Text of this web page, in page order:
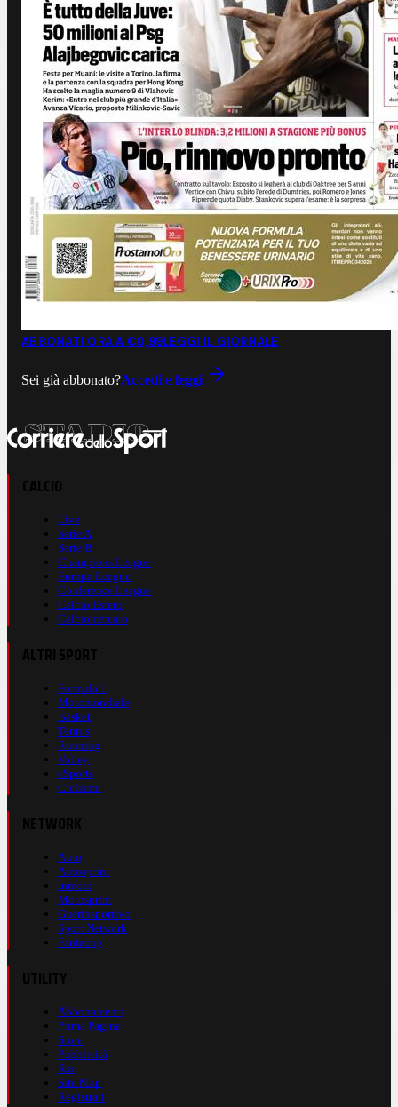
ABBONATI ORA A €0,99LEGGI IL GIORNALE
Sei già abbonato?Accedi e leggi
Live
Serie A
Serie B
Champions League
Europa League
Conference League
Calcio Estero
Calciomercato
Formula 1
Motomondiale
Basket
Tennis
Running
Volley
eSports
Ciclismo
Auto
Autosprint
Inmoto
Motosprint
Guerinsportivo
Sport Network
Fantacup
Abbonamenti
Prima Pagina
Store
Pubblicità
Rss
Site Map
Registrati